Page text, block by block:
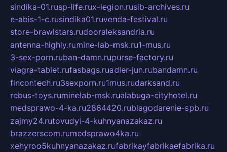
sindika-01.rusp-life.rux-legion.rusib-archives.ru
e-abis-1-c.rusindika01.ruvenda-festival.ru
store-brawlstars.rudooraleksandria.ru
antenna-highly.rumine-lab-msk.ru1-mus.ru
3-sex-porn.ruban-damn.rupurse-factory.ru
viagra-tablet.rufasbags.ruadler-jun.rubandamn.ru
fincontech.ru3sexporn.ru1mus.rudarksand.ru
rebus-toys.ruminelab-msk.rualabuga-cityhotel.ru
medsprawo-4-ka.ru2864420.rublagodarenie-spb.ru
zajmy24.rutovudyi-4-kuhnyanazakaz.ru
brazzerscom.rumedsprawo4ka.ru
xehyroo5kuhnyanazakaz.rufabrikayfabrikaefabrika.ru